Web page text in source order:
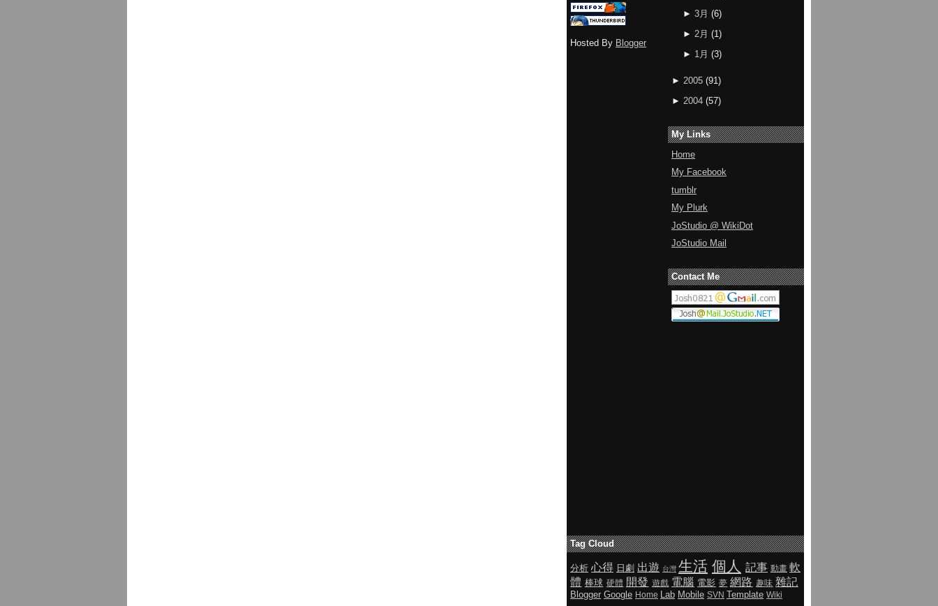
► 3月 (6)
► 2月 (1 )
► 1月 (3)
► 2005 (91)
► 2004 (57)
My Links
Home
My Facebook
tumblr
My Plurk
JoStudio @ WikiDot
JoStudio Mail
Contact Me
Hosted By Blogger
Tag Cloud
分析 心得 日劇 出遊 台灣 生活 個人 記事 動畫 軟
體 棒球 硬體 開發 遊戲 電腦 電影 夢 網路 趣味 雜記
Blogger Google Home Lab Mobile SVN Template Wiki